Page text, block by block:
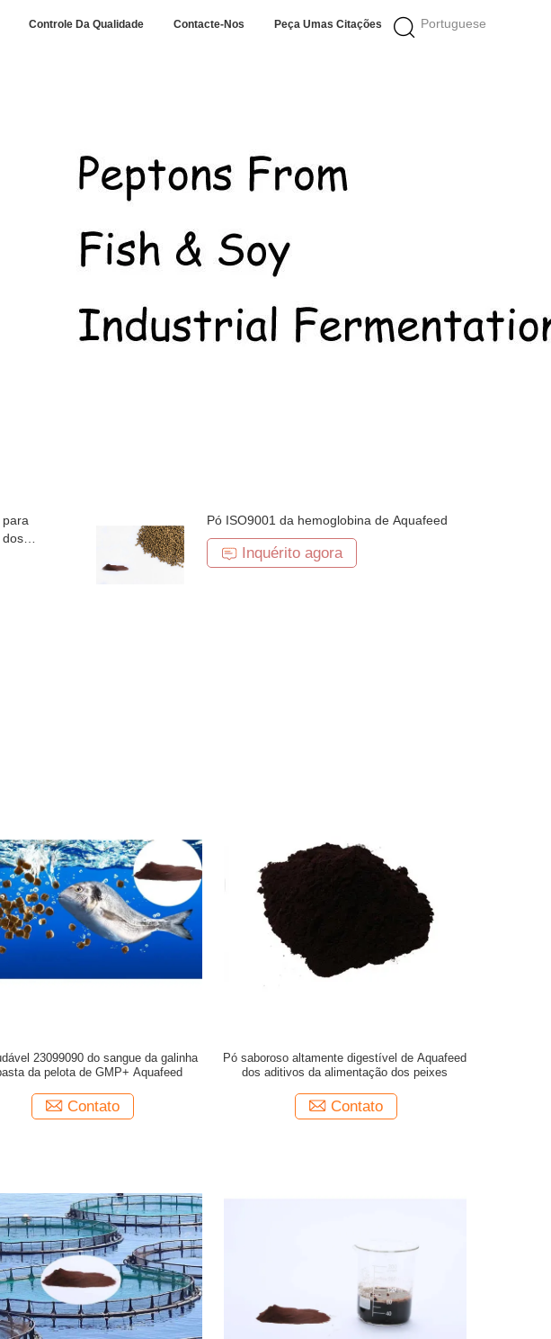
Portuguese
Controle Da Qualidade Contacte-Nos Peça Umas Citações
dos
Pó ISO9001 da hemoglobina de Aquafeed
Inquérito agora
23099090 do sangue da galinha
da pelota de GMP+ Aquafeed
Contato
Pó saboroso altamente digestível de Aquafeed
dos aditivos da alimentação dos peixes
Contato